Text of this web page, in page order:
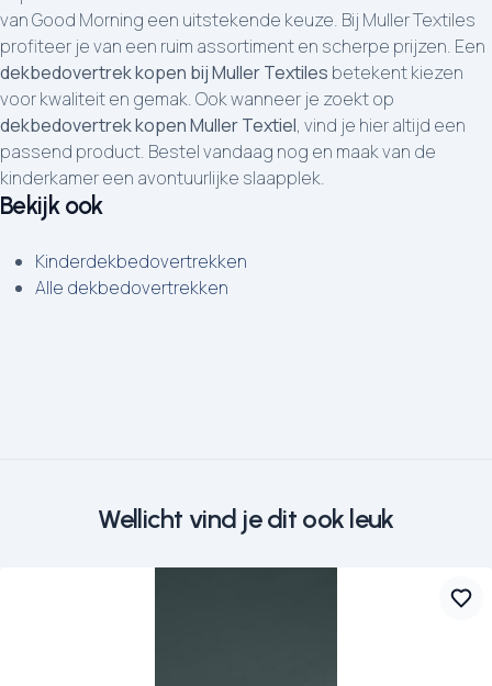
van Good Morning een uitstekende keuze. Bij Muller Textiles
profiteer je van een ruim assortiment en scherpe prijzen. Een
dekbedovertrek kopen bij Muller Textiles betekent kiezen
voor kwaliteit en gemak. Ook wanneer je zoekt op
dekbedovertrek kopen Muller Textiel, vind je hier altijd een
passend product. Bestel vandaag nog en maak van de
kinderkamer een avontuurlijke slaapplek.
Bekijk ook
Kinderdekbedovertrekken
Alle dekbedovertrekken
Wellicht vind je dit ook leuk